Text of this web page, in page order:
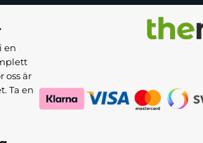
en
oss är
Ta en